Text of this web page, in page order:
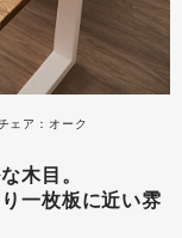
ェア：オーク
木目。
一枚板に近い雰